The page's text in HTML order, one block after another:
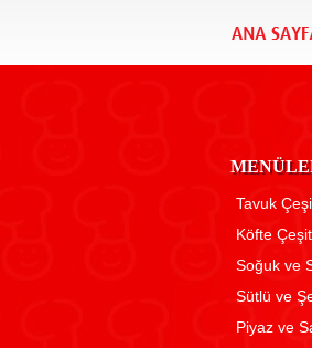
Tavuk
Köfte
Soğuk ve
Sütlü ve
Piyaz ve